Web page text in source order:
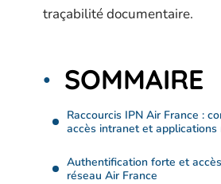
traçabilité documentaire.
SOMMAIRE
Raccourcis IPN Air France :
accès intranet et applications
Authentification forte et
réseau Air France